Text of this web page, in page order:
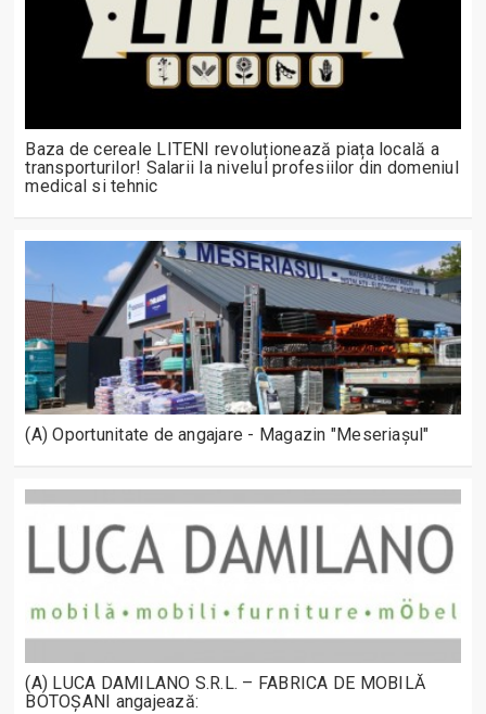
Baza de cereale LITENI revoluționează piața locală a
transporturilor! Salarii la nivelul profesiilor din domeniul
medical si tehnic
(A) Oportunitate de angajare - Magazin "Meseriașul"
(A) LUCA DAMILANO S.R.L. – FABRICA DE MOBILĂ
BOTOȘANI angajează: